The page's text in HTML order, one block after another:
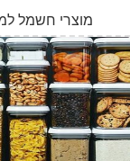
מוצרי חשמל